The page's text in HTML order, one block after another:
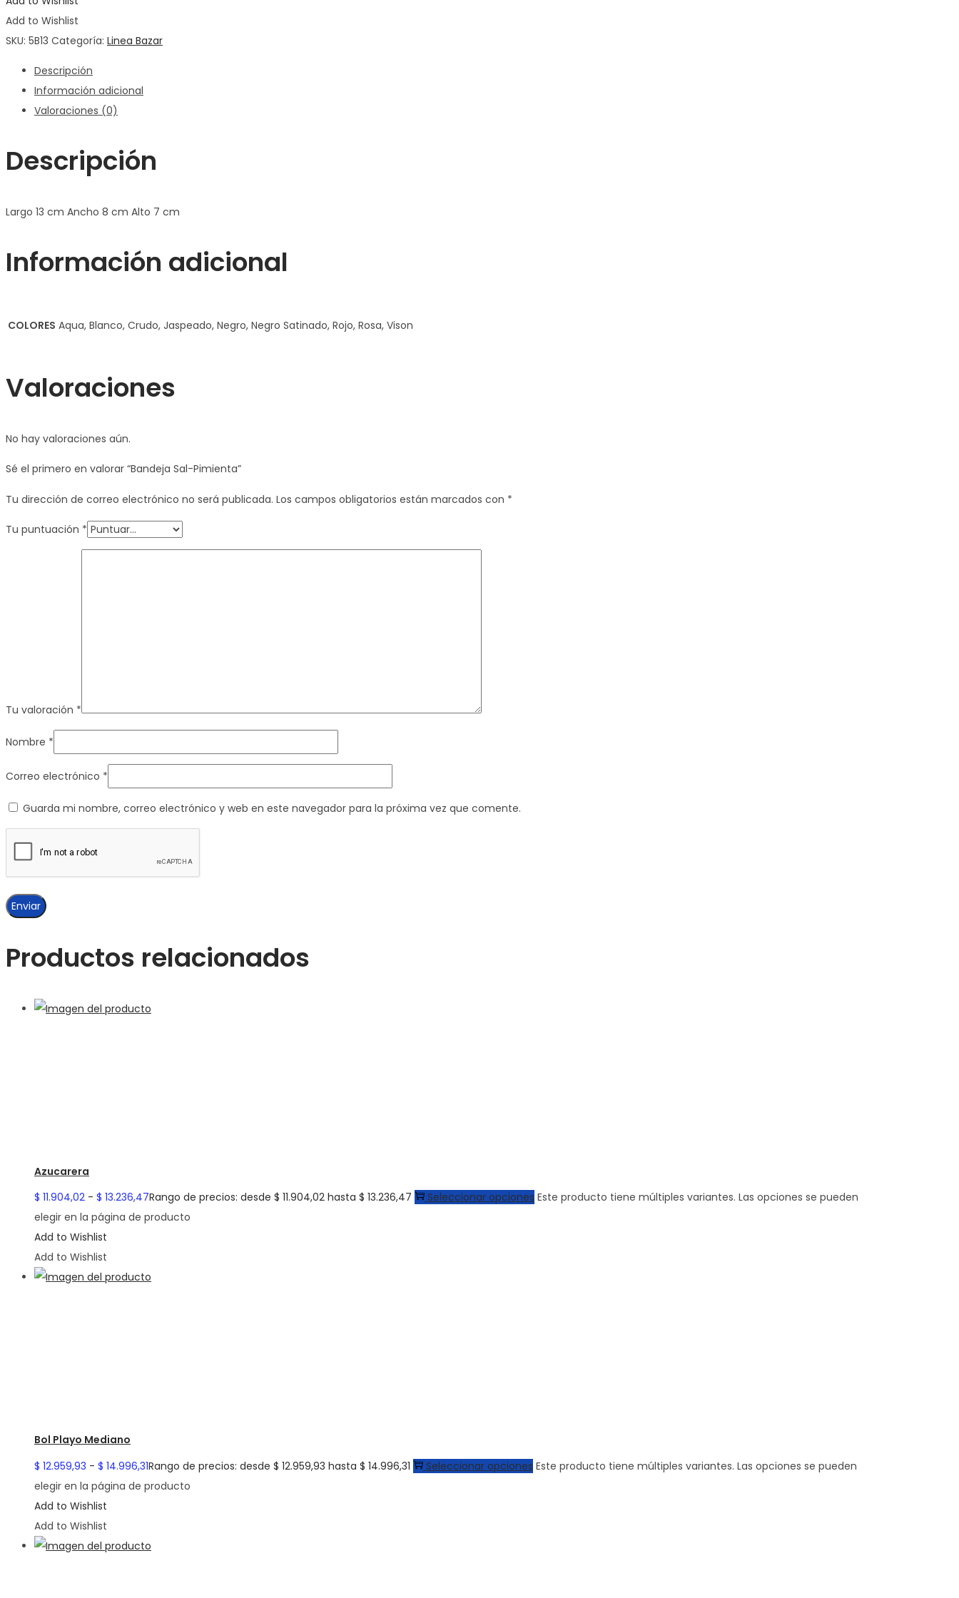
Add to Wishlist
SKU: 5B13 Categoría: Linea Bazar
Descripción
Información adicional
Valoraciones (0)
Descripción
Largo 13 cm Ancho 8 cm Alto 7 cm
Información adicional
COLORES Aqua, Blanco, Crudo, Jaspeado, Negro, Negro Satinado, Rojo, Rosa, Vison
Valoraciones
No hay valoraciones aún.
Sé el primero en valorar “Bandeja Sal-Pimienta”
Tu dirección de correo electrónico no será publicada. Los campos obligatorios están marcados con *
Tu puntuación *
Tu valoración *
Nombre *
Correo electrónico *
Guarda mi nombre, correo electrónico y web en este navegador para la próxima vez que comente.
Productos relacionados
Azucarera
$ 11.904,02 - $ 13.236,47Rango de precios: desde $ 11.904,02 hasta $ 13.236,47 Seleccionar opciones Este producto tiene múltiples variantes. Las opciones se pueden
elegir en la página de producto
Add to Wishlist
Add to Wishlist
Bol Playo Mediano
$ 12.959,93 - $ 14.996,31Rango de precios: desde $ 12.959,93 hasta $ 14.996,31 Seleccionar opciones Este producto tiene múltiples variantes. Las opciones se pueden
elegir en la página de producto
Add to Wishlist
Add to Wishlist